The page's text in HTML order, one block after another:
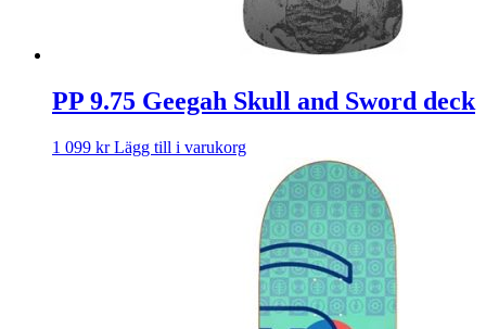
PP 9.75 Geegah Skull and Sword deck
1 099 kr Lägg till i varukorg